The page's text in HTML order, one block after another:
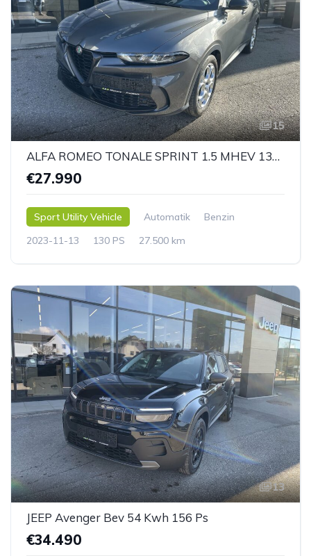
15
ALFA ROMEO TONALE SPRINT 1.5 MHEV 130 T4
€27.990
Sport Utility Vehicle Automatik
Benzin
2023-11-13
130 PS 27.500 km
13
JEEP Avenger Bev 54 Kwh 156 Ps
€34.490